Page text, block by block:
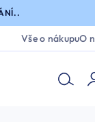
Vše o nákupuO